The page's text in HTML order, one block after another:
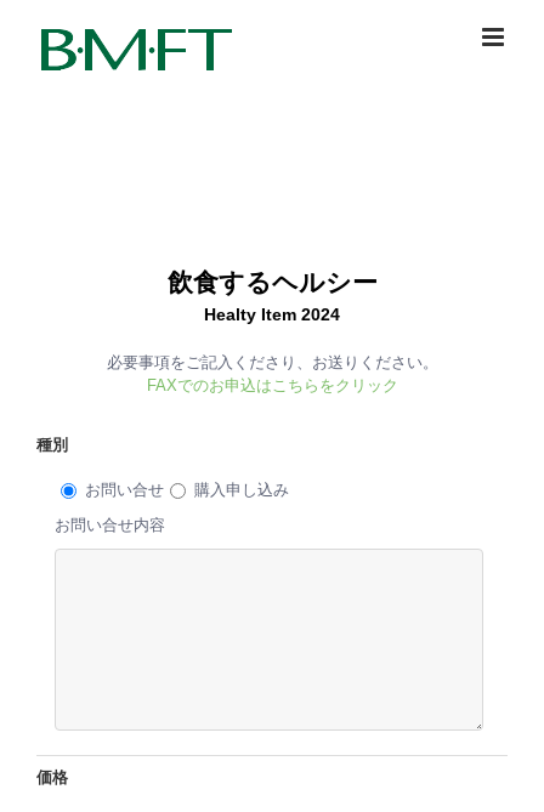
content
飲食するヘルシー
Healty Item 2024
必要事項をご記入くださり、お送りください。
FAXでのお申込はこちらをクリック
種別
お問い合せ
購入申し込み
お問い合せ内容
価格